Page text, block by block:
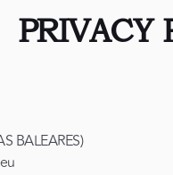
PRIVACY
BALEARES)